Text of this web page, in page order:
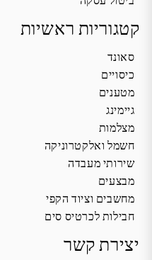
קטגוריות ראשיות
סאונד
כיסויים
מטענים
גיימינג
מצלמות
חשמל ואלקטרוניקה
שירותי מעבדה
מבצעים
מחשבים וציוד הקפי
חבילות לכרטיס סים
יצירת קשר